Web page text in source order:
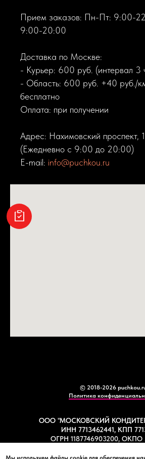
Прием заказов: Пн-Пт: 9:00-
9:00-20:00
Доставка по Москве:
- Курьер: 600 руб. (интервал 3
- Область: 600 руб. +40 руб./
бесплатно
Оплата: при получении
Адрес: Нахимовский проспект,
(Ежедневно с 9:00 до 20:00)
E-mail: info@puchkou.ru
© 2018-2026
Политика
ООО "МОСКОВСКИЙ
ИНН 7713462441, КПП
ОГРН 1187746903200, ОКПО